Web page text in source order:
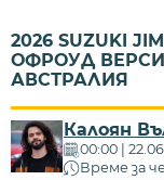
2026 SUZUKI
ОФРОУД
АВСТРАЛИЯ
Калоян
00:00 |
Време за